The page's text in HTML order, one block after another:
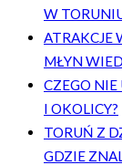
W
ATRAKCJE
MŁYN
CZEGO
I OKOLICY?
TORUŃ Z
GDZIE